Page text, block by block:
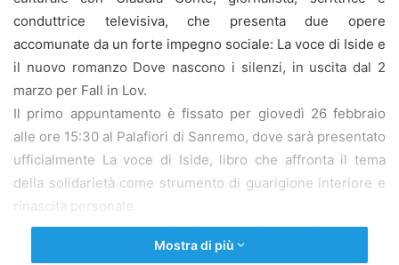
conduttrice televisiva, che presenta due opere
accomunate da un forte impegno sociale: La voce di Iside e
il nuovo romanzo Dove nascono i silenzi, in uscita dal 2
marzo per Fall in Lov.
Il primo appuntamento è fissato per giovedì 26 febbraio
alle ore 15:30 al Palafiori di Sanremo, dove sarà presentato
ufficialmente La voce di Iside, libro che affronta il tema
della solidarietà come strumento di guarigione interiore e
rinascita personale.
Un’opera intensa e attuale che pone al centro il valore del
dono e dell’empatia come risposta concreta al disagio
Mostra di più